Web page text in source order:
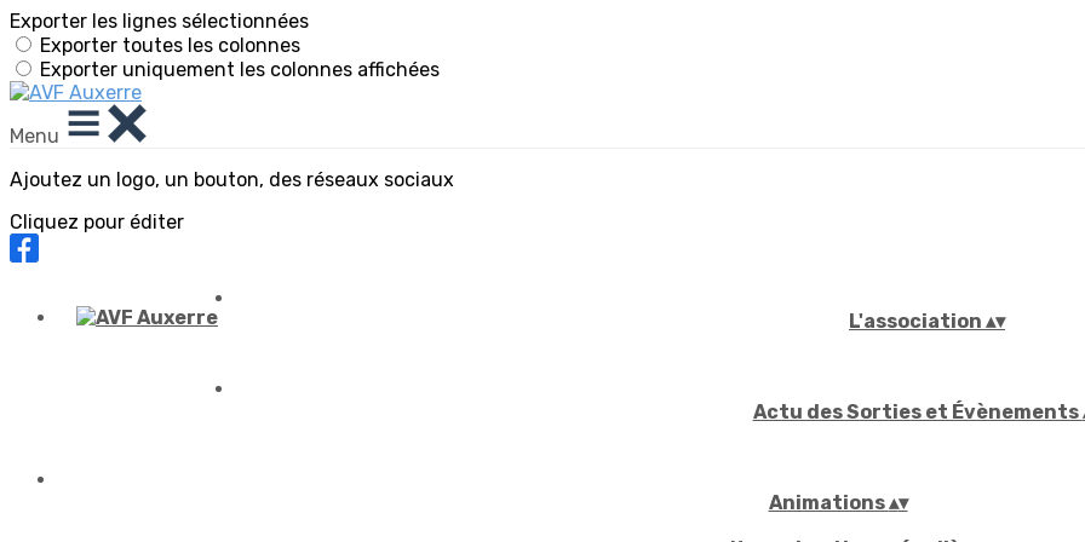
Exporter les lignes sélectionnées
Exporter toutes les colonnes
Exporter uniquement les colonnes affichées
Menu
Ajoutez un logo, un bouton, des réseaux sociaux
Cliquez pour éditer
L'association ▴▾
Actu des Sorties et Évènements
Animations▴▾